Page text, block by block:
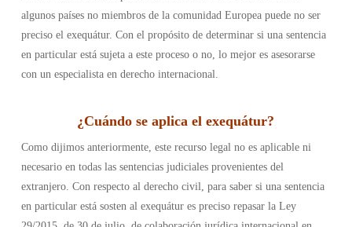
algunos países no miembros de la comunidad Europea puede no ser
preciso el exequátur. Con el propósito de determinar si una sentencia
en particular está sujeta a este proceso o no, lo mejor es asesorarse
con un especialista en derecho internacional.
¿Cuándo se aplica el exequátur?
Como dijimos anteriormente, este recurso legal no es aplicable ni
necesario en todas las sentencias judiciales provenientes del
extranjero. Con respecto al derecho civil, para saber si una sentencia
en particular está sosten al exequátur es preciso repasar la Ley